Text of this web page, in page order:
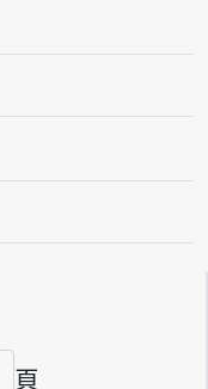
讀Ki-kik-kuán
頁